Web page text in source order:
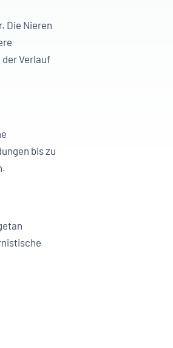
Die Nieren
Verlauf
bis zu